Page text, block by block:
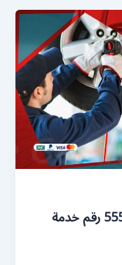
خدمة بنشر ابو الحصاني 55566920 رقم خدمة